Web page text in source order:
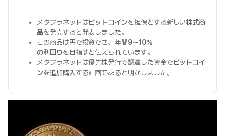
メタプラネットはビットコインを担保とする新しい株式商
品を発売すると発表しました。
この商品は円で投資でき、年間9～10%
の利回りを目指すと伝えられています。
メタプラネットは優先株発行で調達した資金でビットコイ
ンを追加購入する計画であると明かしました。